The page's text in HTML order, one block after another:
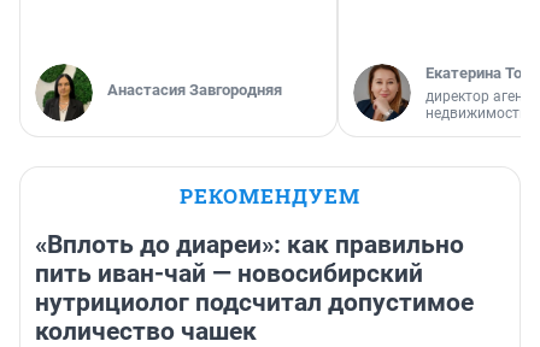
Анастасия Завгородняя
Екатерина
директор
недвижимости
РЕКОМЕНДУЕМ
«Вплоть до диареи»: как правильно
пить иван-чай — новосибирский
нутрициолог подсчитал допустимое
количество чашек